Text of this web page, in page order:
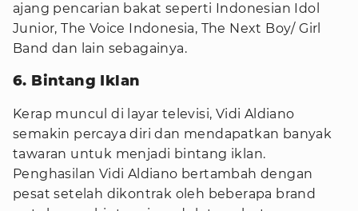
ajang pencarian bakat seperti Indonesian Idol
Junior, The Voice Indonesia, The Next Boy/ Girl
Band dan lain sebagainya.
6. Bintang Iklan
Kerap muncul di layar televisi, Vidi Aldiano
semakin percaya diri dan mendapatkan banyak
tawaran untuk menjadi bintang iklan.
Penghasilan Vidi Aldiano bertambah dengan
pesat setelah dikontrak oleh beberapa brand